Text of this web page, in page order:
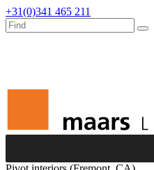
+31(0)341 465 211